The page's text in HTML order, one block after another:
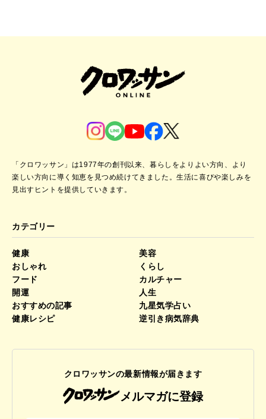
「クロワッサン」は1977年の創刊以来、暮らしをよりよい方向、より
楽しい方向に導く知恵を見つめ続けてきました。生活に喜びや楽しみを
見出すヒントを提供していきます。
カテゴリー
健康
美容
おしゃれ
くらし
フード
カルチャー
開運
人生
おすすめの記事
九星気学占い
健康レシピ
逆引き病気辞典
クロワッサンの最新情報が届きます
メルマガに登録